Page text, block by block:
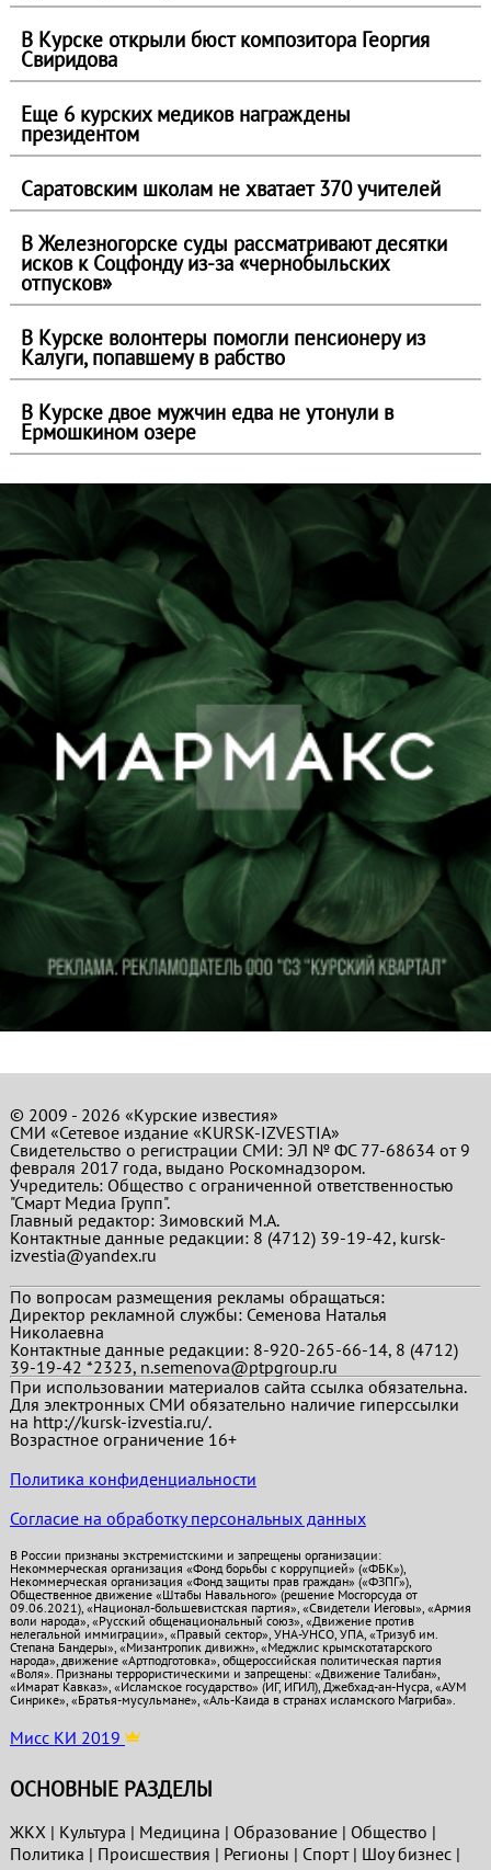
В Курске открыли бюст композитора Георгия
Свиридова
Еще 6 курских медиков награждены
президентом
Саратовским школам не хватает 370 учителей
В Железногорске суды рассматривают десятки
исков к Соцфонду из-за «чернобыльских
отпусков»
В Курске волонтеры помогли пенсионеру из
Калуги, попавшему в рабство
В Курске двое мужчин едва не утонули в
Ермошкином озере
© 2009 - 2026 «Курские известия»
СМИ «Сетевое издание «KURSK-IZVESTIA»
Свидетельство о регистрации СМИ: ЭЛ № ФС 77-68634 от 9
февраля 2017 года, выдано Роскомнадзором.
Учредитель: Общество с ограниченной ответственностью
"Смарт Медиа Групп".
Главный редактор:Зимовский М.А.
Контактные данные редакции: 8 (4712) 39-19-42, kursk-
izvestia@yandex.ru
По вопросам размещения рекламы обращаться:
Директор рекламной службы: Семенова Наталья
Николаевна
Контактные данные редакции: 8-920-265-66-14, 8 (4712)
39-19-42 *2323, n.semenova@ptpgroup.ru
При использовании материалов сайта ссылка обязательна.
Для электронных СМИ обязательно наличие гиперссылки
на http://kursk-izvestia.ru/.
Возрастное ограничение 16+
Политика конфиденциальности
Согласие на обработку персональных данных
В России признаны экстремистскими и запрещены организации:
Некоммерческая организация «Фонд борьбы с коррупцией» («ФБК»),
Некоммерческая организация «Фонд защиты прав граждан» («ФЗПГ»),
Общественное движение «Штабы Навального» (решение Мосгорсуда от
09.06.2021), «Национал-большевистская партия», «Свидетели Иеговы», «Армия
воли народа», «Русский общенациональный союз», «Движение против
нелегальной иммиграции», «Правый сектор», УНА-УНСО, УПА, «Тризуб им.
Степана Бандеры», «Мизантропик дивижн», «Меджлис крымскотатарского
народа», движение «Артподготовка», общероссийская политическая партия
«Воля». Признаны террористическими и запрещены: «Движение Талибан»,
«Имарат Кавказ», «Исламское государство» (ИГ, ИГИЛ), Джебхад-ан-Нусра, «АУМ
Синрике», «Братья-мусульмане», «Аль-Каида в странах исламского Магриба».
Мисс КИ 2019
ОСНОВНЫЕ РАЗДЕЛЫ
ЖКХ | Культура | Медицина | Образование| Общество |
Политика | Проиcшествия | Регионы | Спорт| Шоу бизнес|